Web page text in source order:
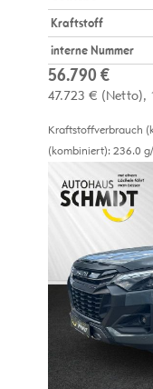
Kraftstoff
interne Nummer
56.790 €
47.723 € (Netto)
Kraftstoffverbrauch
(kombiniert): 236.0